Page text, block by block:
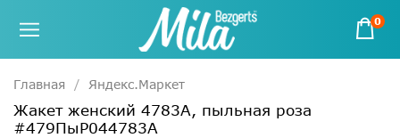
0
Главная Яндекс.Маркет
Жакет женский 4783А, пыльная роза
#479ПыР044783А